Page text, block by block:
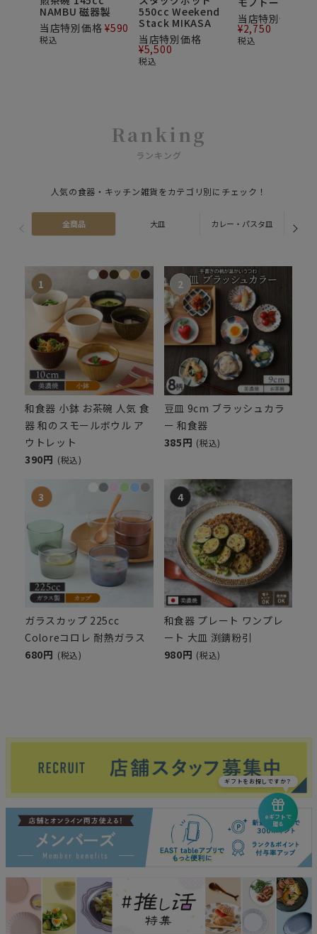
NAMBU 磁器製
当店特別価格 ¥590
税込
550cc Weekend
Stack MIKASA
当店特別価格
¥5,500
税込
当店特別価格
¥2,750
税込
Ranking
ランキング
人気の食器・キッチン雑貨をカテゴリ別にチェック！
全商品 大皿 カレー・パスタ皿
和食器 小鉢 お茶碗 人気 食
器 和のスモールボウル ア
ウトレット
390円 (税込)
豆皿 9cm ブラッシュカラ
ー 和食器
385円 (税込)
ガラスカップ 225cc
Coloreコロレ 耐熱ガラス
680円 (税込)
和食器 プレート ワンプレ
ート 大皿 渕錆粉引
980円 (税込)
eギフトで
贈る
ギフトをお探しですか？